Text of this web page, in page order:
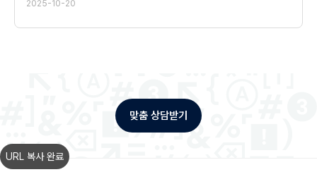
2025-10-20
URL 복사 완료
맞춤 상담받기